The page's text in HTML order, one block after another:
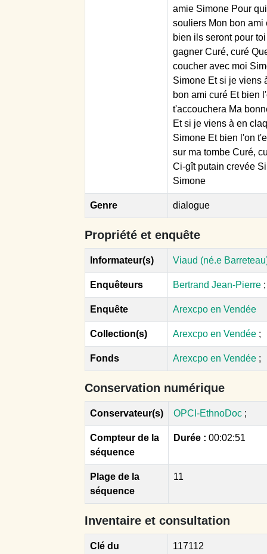
amie Simone Pour
souliers Mon bon ami
bien ils seront pour
gagner Curé, curé
coucher avec moi
Simone Et si je viens
bon ami curé Et bien
t'accouchera Ma
Et si je viens à en
Simone Et bien l'on
sur ma tombe Curé,
Ci-gît putain crevée
Simone
Genre dialogue
Propriété et enquête
Informateur(s) Viaud (né.e
Enquêteurs Bertrand Jean-Pierre
Enquête Arexcpo en Vendée
Collection(s) Arexcpo en Vendée ;
Fonds Arexcpo en Vendée ;
Conservation numérique
Conservateur(s) OPCI-EthnoDoc ;
Compteur de la
séquence
Durée : 00:02:51
Plage de la
séquence
11
Inventaire et consultation
Clé du
117112